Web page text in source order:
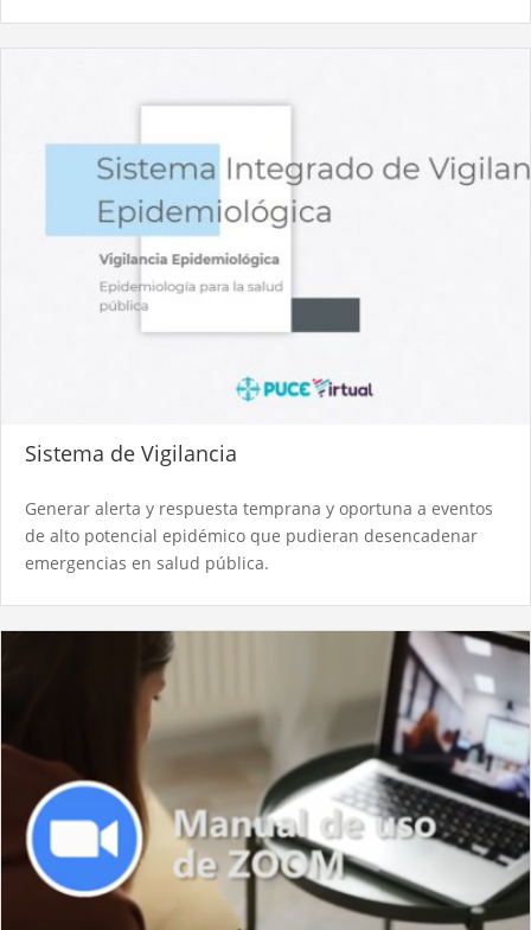
Sistema de Vigilancia
Generar alerta y respuesta temprana y oportuna a eventos
de alto potencial epidémico que pudieran desencadenar
emergencias en salud pública.​